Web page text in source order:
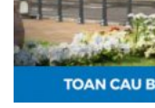
ANTICA
CF SLATE
CF SHAKE
CF SHINGLE
CALIBRE